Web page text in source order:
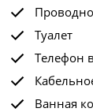
Туалет
Телефон
Ванная